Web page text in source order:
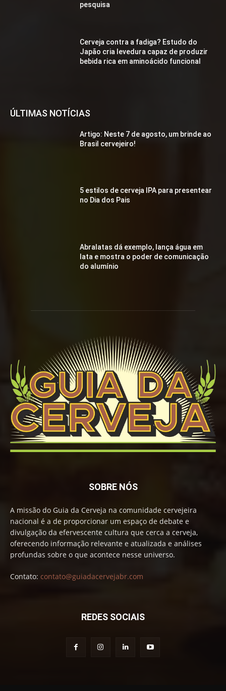
pesquisa
Cerveja contra a fadiga? Estudo do
Japão cria levedura capaz de produzir
bebida rica em aminoácido funcional
ÚLTIMAS NOTÍCIAS
Artigo: Neste 7 de agosto, um brinde ao
Brasil cervejeiro!
5 estilos de cerveja IPA para presentear
no Dia dos Pais
Abralatas dá exemplo, lança água em
lata e mostra o poder de comunicação
do alumínio
SOBRE NÓS
A missão do Guia da Cerveja na comunidade cervejeira
nacional é a de proporcionar um espaço de debate e
divulgação da efervescente cultura que cerca a cerveja,
oferecendo informação relevante e atualizada e análises
profundas sobre o que acontece nesse universo.
Contato: contato@guiadacervejabr.com
REDES SOCIAIS